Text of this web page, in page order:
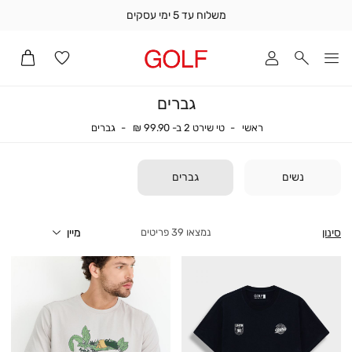
משלוח עד 5 ימי עסקים
גברים
ראשי ראשיטי שירט 2 ב- 99.90 ₪ טי שירט 2 ב- 99.90 ₪
גברים
נשים גברים
סינון 39 פריטים